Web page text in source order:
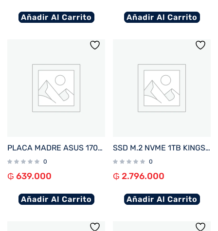
Añadir Al Carrito Añadir Al Carrito
PLACA MADRE ASUS 1700 H610M-F D4 R2.0 PRIME S/R/HDMI/M2/USB3.2/MATX
0
₲ 639.000
Añadir Al Carrito
SSD M.2 NVME 1TB KINGSTON FURY RENEGADE C/DISIPADOR TERMICO SFYRSK/1000G 7300/6000 PCIE 4.
0
₲ 2.796.000
Añadir Al Carrito